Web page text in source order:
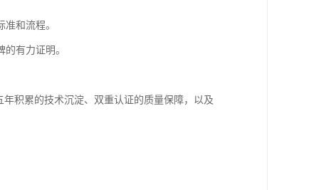
和流程。
有力证明。
积累的技术沉淀、双重认证的质量保障，以及